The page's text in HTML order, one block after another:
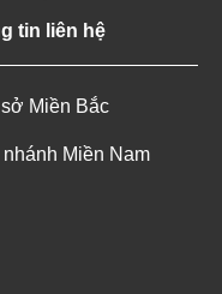
tin liên hệ
Miền Bắc
Miền Nam